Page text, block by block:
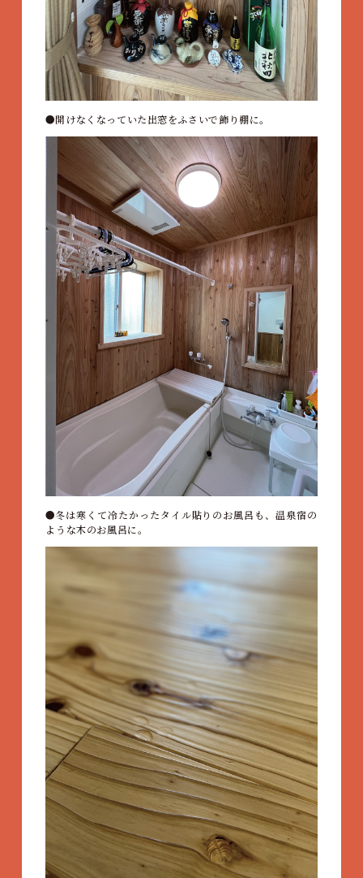
開けなくなっていた出窓をふさいで飾り棚に。
冬は寒くて冷たかったタイル貼りのお風呂も、温泉宿の
ような木のお風呂に。